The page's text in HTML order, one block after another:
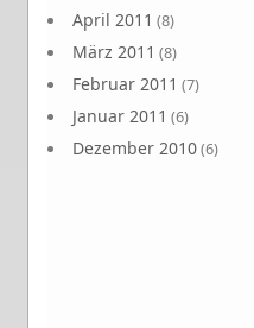
April 2011 (8)
März 2011 (8)
Februar 2011 (7)
Januar 2011 (6)
Dezember 2010(6)